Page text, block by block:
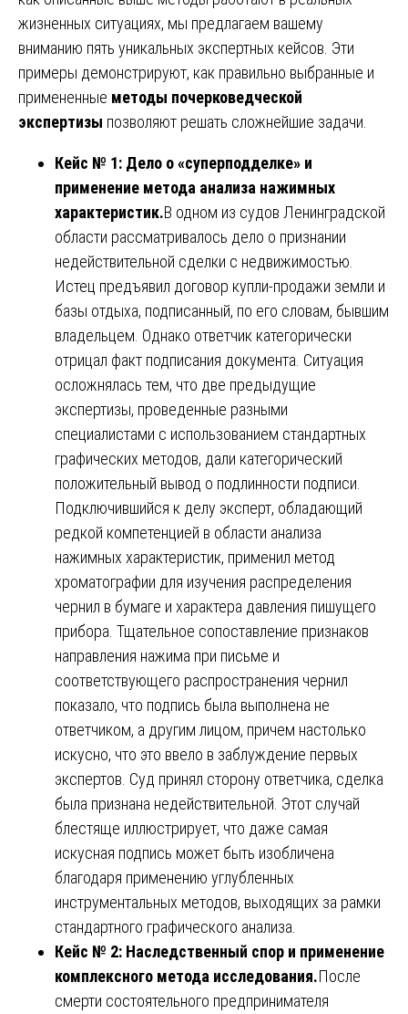
жизненных ситуациях, мы предлагаем вашему
вниманию пять уникальных экспертных кейсов. Эти
примеры демонстрируют, как правильно выбранные и
примененные методы почерковедческой
экспертизы позволяют решать сложнейшие задачи.
Кейс № 1: Дело о «суперподделке» и
применение метода анализа нажимных
характеристик.В одном из судов Ленинградской
области рассматривалось дело о признании
недействительной сделки с недвижимостью.
Истец предъявил договор купли-продажи земли и
базы отдыха, подписанный, по его словам, бывшим
владельцем. Однако ответчик категорически
отрицал факт подписания документа. Ситуация
осложнялась тем, что две предыдущие
экспертизы, проведенные разными
специалистами с использованием стандартных
графических методов, дали категорический
положительный вывод о подлинности подписи.
Подключившийся к делу эксперт, обладающий
редкой компетенцией в области анализа
нажимных характеристик, применил метод
хроматографии для изучения распределения
чернил в бумаге и характера давления пишущего
прибора. Тщательное сопоставление признаков
направления нажима при письме и
соответствующего распространения чернил
показало, что подпись была выполнена не
ответчиком, а другим лицом, причем настолько
искусно, что это ввело в заблуждение первых
экспертов. Суд принял сторону ответчика, сделка
была признана недействительной. Этот случай
блестяще иллюстрирует, что даже самая
искусная подпись может быть изобличена
благодаря применению углубленных
инструментальных методов, выходящих за рамки
стандартного графического анализа.
Кейс № 2: Наследственный спор и применение
комплексного метода исследования.После
смерти состоятельного предпринимателя